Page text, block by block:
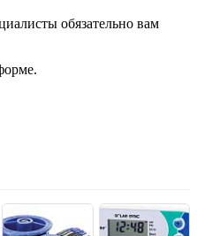
обязательно вам